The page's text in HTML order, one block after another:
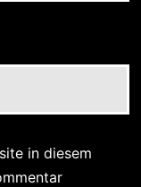
in diesem